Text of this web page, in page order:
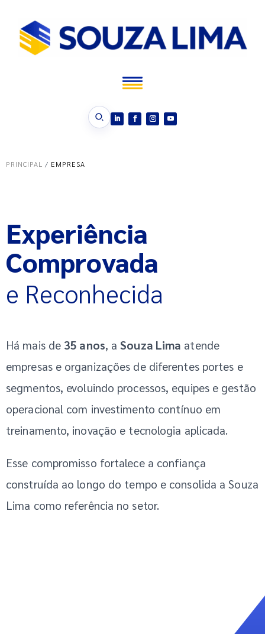
PRINCIPAL / EMPRESA
Experiência
Comprovada
e Reconhecida
Há mais de 35 anos, aSouza Lima atende
empresas e organizações de diferentes portes e
segmentos, evoluindo processos, equipes e gestão
operacional com investimento contínuo em
treinamento, inovação e tecnologia aplicada.
Esse compromisso fortalece a confiança
construída ao longo do tempo e consolida a Souza
Lima como referência no setor.